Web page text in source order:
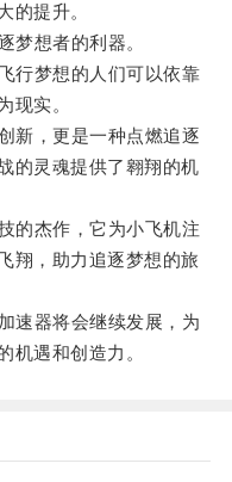
的提升。
想者的利器。
梦想的人们可以依靠
现实。
，更是一种点燃追逐
的灵魂提供了翱翔的机
杰作，它为小飞机注
翔，助力追逐梦想的旅
器将会继续发展，为
机遇和创造力。